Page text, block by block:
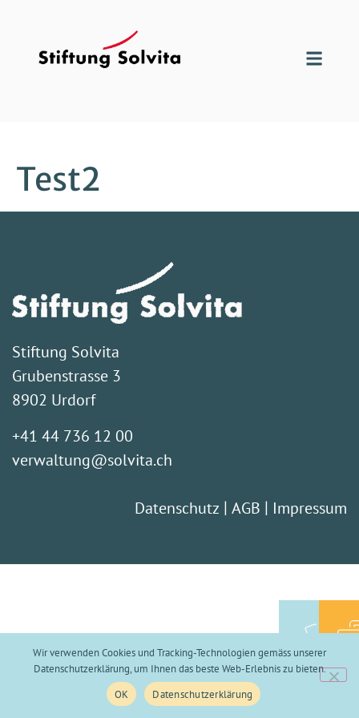
E-Shop
Test2
Stiftung Solvita
Grubenstrasse 3
8902 Urdorf
+41 44 736 12 00
verwaltung@solvita.ch
Datenschutz | AGB | Impressum
Wir verwenden Cookies und Tracking-Technologien gemäss unserer
Datenschutzerklärung, um Ihnen das beste Web-Erlebnis zu bieten.
OK
Datenschutzerklärung